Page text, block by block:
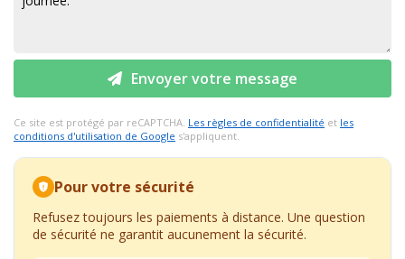
Envoyer votre message
Ce site est protégé par reCAPTCHA. Les règles de confidentialité et les
conditions d'utilisation de Google s'appliquent.
Pour votre sécurité
Refusez toujours les paiements à distance. Une question
de sécurité ne garantit aucunement la sécurité.